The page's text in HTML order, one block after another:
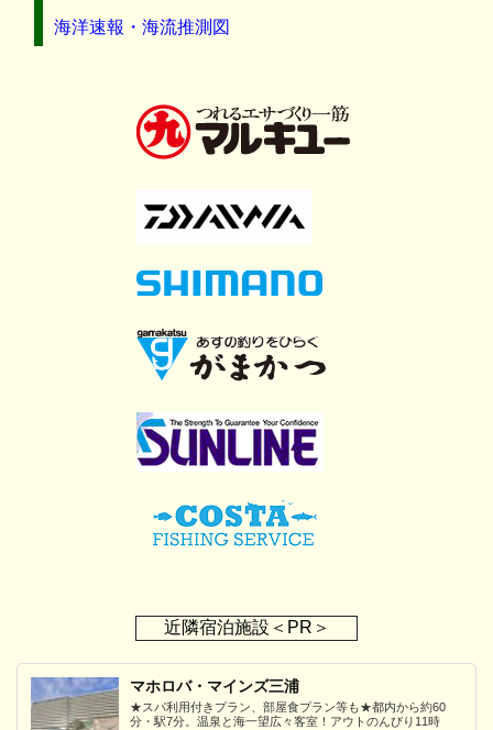
海洋速報・海流推測図
近隣宿泊施設＜PR＞
マホロバ・マインズ三浦
★スパ利用付きプラン、部屋食プラン等も★都内から約60
分・駅7分。温泉と海一望広々客室！アウトのんびり11時